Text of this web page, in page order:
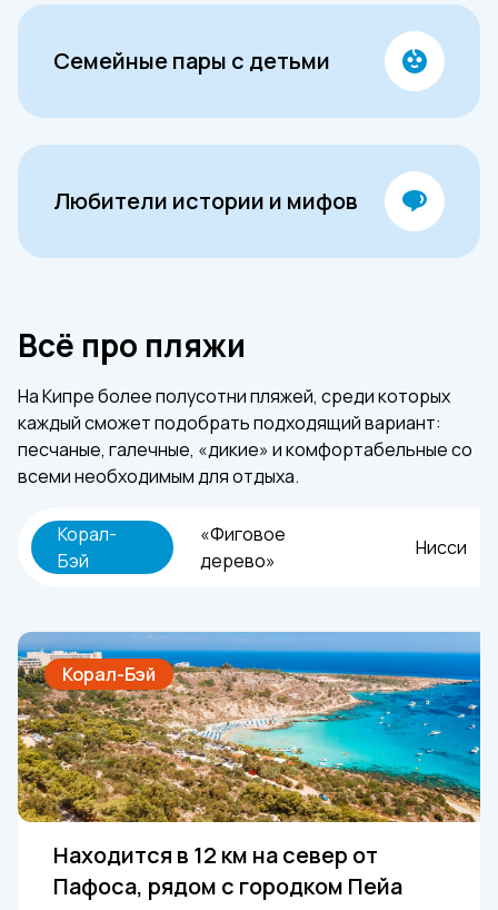
Семейные пары с детьми
Любители истории и мифов
Всё про пляжи
На Кипре более полусотни пляжей, среди которых
каждый сможет подобрать подходящий вариант:
песчаные, галечные, «дикие» и комфортабельные со
всеми необходимым для отдыха.
Корал-
Бэй
«Фиговое
дерево»
Нисси
Корал-Бэй
Находится в 12 км на север от
Пафоса, рядом с городком Пейа